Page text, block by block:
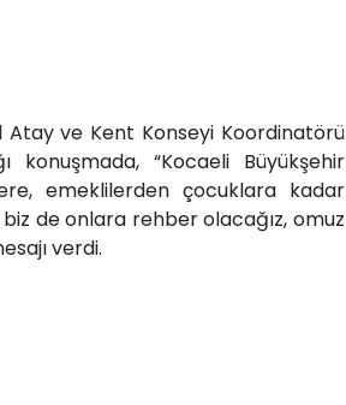
Atay ve Kent Konseyi Koordinatörü
konuşmada, “Kocaeli Büyükşehir
emeklilerden çocuklara kadar
de onlara rehber olacağız, omuz
verdi.